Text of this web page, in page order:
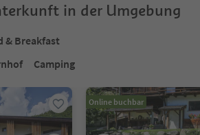
in der Umgebung
& Breakfast
Camping
Online buchbar